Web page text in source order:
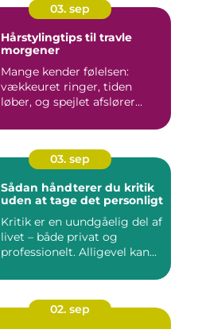
03. sep
Hårstylingtips til travle
morgener
Mange kender følelsen:
vækkeuret ringer, tiden
løber, og spejlet afslører...
03. sep
Sådan håndterer du kritik
uden at tage det personligt
Kritik er en uundgåelig del af
livet – både privat og
professionelt. Alligevel kan...
02. sep